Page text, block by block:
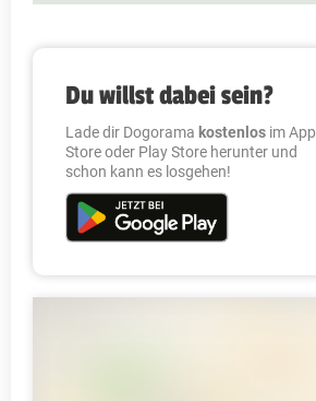
Du willst dabei sein?
Lade dir Dogorama kostenlos im App
Store oder Play Store herunter und
schon kann es losgehen!